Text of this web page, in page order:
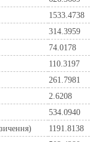
1533.4738
314.3959
74.0178
110.3197
261.7981
2.6208
534.0940
1191.8138